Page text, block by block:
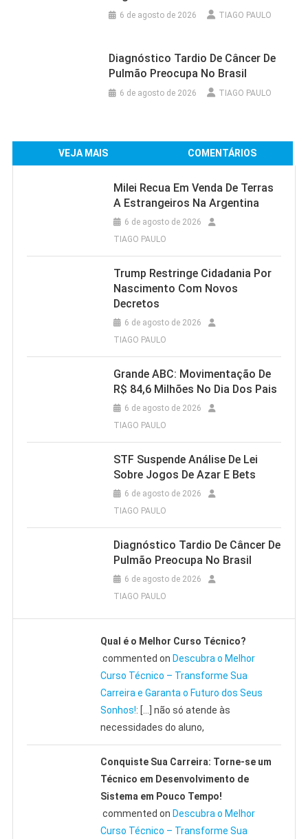
6 de agosto de 2026 TIAGO PAULO
Diagnóstico Tardio De Câncer De
Pulmão Preocupa No Brasil
6 de agosto de 2026 TIAGO PAULO
VEJA MAIS COMENTÁRIOS
Milei Recua Em Venda De Terras
A Estrangeiros Na Argentina
6 de agosto de 2026
TIAGO PAULO
Trump Restringe Cidadania Por
Nascimento Com Novos
Decretos
6 de agosto de 2026
TIAGO PAULO
Grande ABC: Movimentação De
R$ 84,6 Milhões No Dia Dos Pais
6 de agosto de 2026
TIAGO PAULO
STF Suspende Análise De Lei
Sobre Jogos De Azar E Bets
6 de agosto de 2026
TIAGO PAULO
Diagnóstico Tardio De Câncer De
Pulmão Preocupa No Brasil
6 de agosto de 2026
TIAGO PAULO
Qual é o Melhor Curso Técnico?
commented on Descubra o Melhor
Curso Técnico – Transforme Sua
Carreira e Garanta o Futuro dos Seus
Sonhos!: […] não só atende às
necessidades do aluno,
Conquiste Sua Carreira: Torne-se um
Técnico em Desenvolvimento de
Sistema em Pouco Tempo!
commented on Descubra o Melhor
Curso Técnico – Transforme Sua